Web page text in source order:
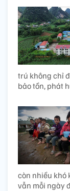
trú không chỉ
bảo tồn, phát
còn nhiều khó
vẫn mỗi ngày